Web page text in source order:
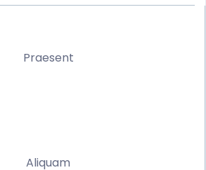
Praesent
Aliquam